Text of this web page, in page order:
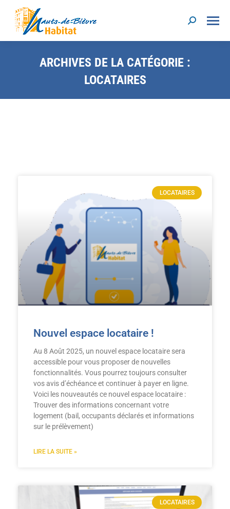
ARCHIVES DE LA CATÉGORIE :
LOCATAIRES
LOCATAIRES
Nouvel espace locataire !
Au 8 Août 2025, un nouvel espace locataire sera
accessible pour vous proposer de nouvelles
fonctionnalités. Vous pourrez toujours consulter
vos avis d’échéance et continuer à payer en ligne.
Voici les nouveautés ce nouvel espace locataire :
Trouver des informations concernant votre
logement (bail, occupants déclarés et informations
sur le prélèvement)
LIRE LA SUITE »
LOCATAIRES